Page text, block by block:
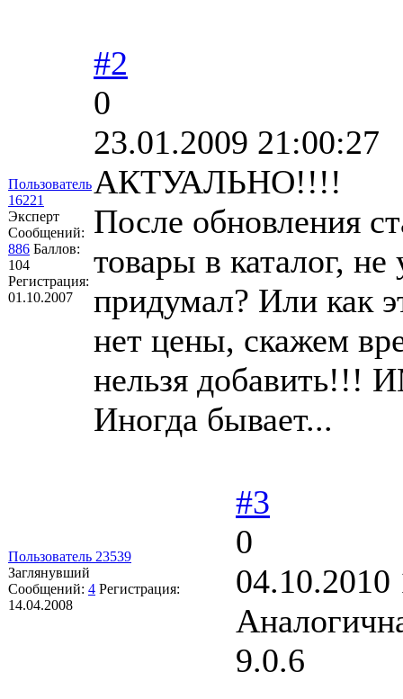
Пользователь
16221
Эксперт
Сообщений:
886 Баллов:
104
Регистрация:
01.10.2007
#2
0
23.01.2009 21:00:27
АКТУАЛЬНО!!!!
После обновления
товары в каталог,
придумал? Или как
нет цены, скажем
нельзя добавить!!!
Иногда бывает...
Пользователь 23539
Заглянувший
Сообщений: 4 Регистрация:
14.04.2008
#3
0
04.10.2010
9.0.6